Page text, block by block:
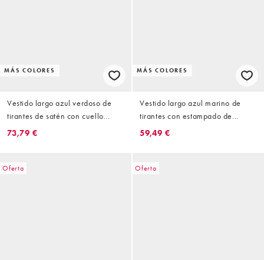
MÁS COLORES
Vestido largo azul verdoso de
tirantes de satén con cuello
desbocado y aplicación de
73,79 €
MÁS COLORES
Vestido largo azul marino de
tirantes con estampado de
lunares, abertura en la falda y
59,49 €
Oferta Oferta